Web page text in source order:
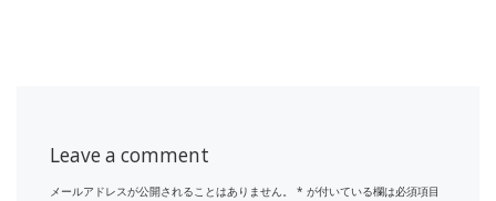
Leave a comment
メールアドレスが公開されることはありません。 * が付いている欄は必須項目